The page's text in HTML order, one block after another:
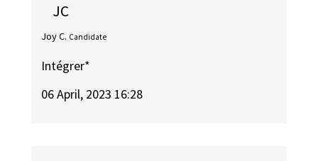
JC
Joy C. Candidate
Intégrer*
06 April, 2023 16:28